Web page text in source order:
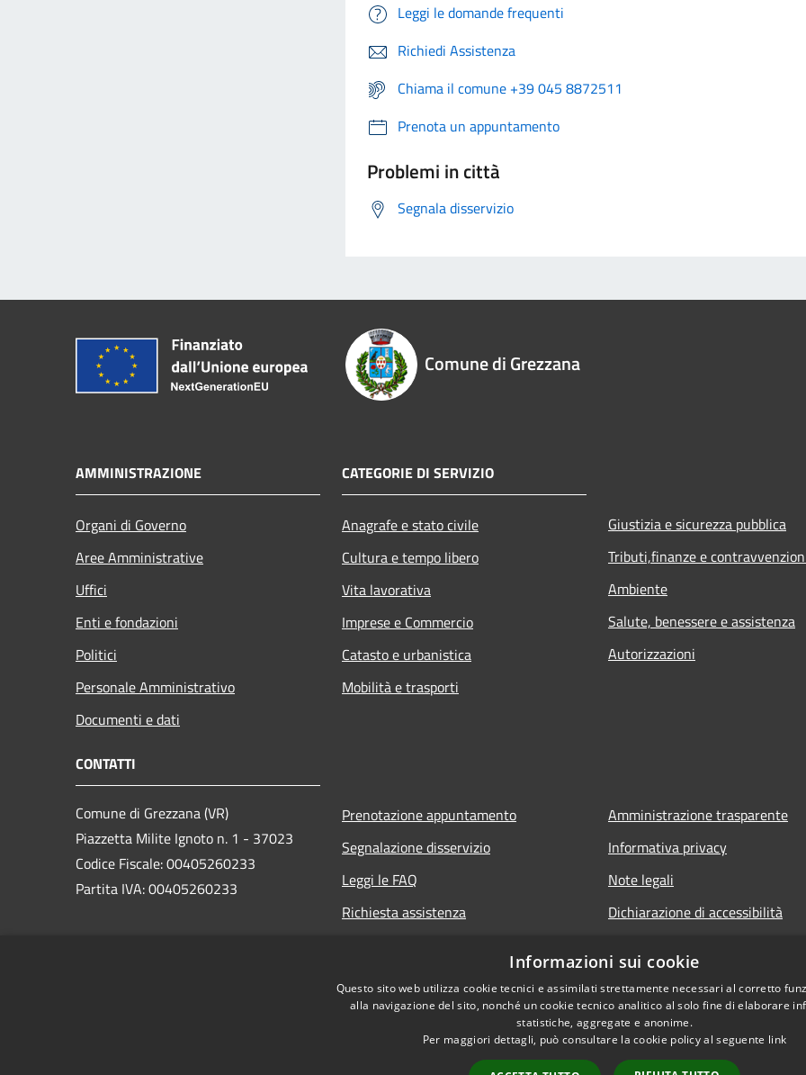
Leggi le domande frequenti
Richiedi Assistenza
Chiama il comune +39 045 8872511
Prenota un appuntamento
Problemi in città
Segnala disservizio
Comune di Grezzana
AMMINISTRAZIONE
Organi di Governo
Aree Amministrative
Uffici
Enti e fondazioni
Politici
Personale Amministrativo
Documenti e dati
CATEGORIE DI SERVIZIO
Anagrafe e stato civile
Cultura e tempo libero
Vita lavorativa
Imprese e Commercio
Catasto e urbanistica
Mobilità e trasporti
Giustizia e sicurezza pubblica
Tributi,finanze e
Ambiente
Salute, benessere e assistenza
Autorizzazioni
CONTATTI
Comune di Grezzana (VR)
Piazzetta Milite Ignoto n. 1 - 37023
Codice Fiscale: 00405260233
Partita IVA: 00405260233
Prenotazione appuntamento
Segnalazione disservizio
Leggi le FAQ
Richiesta assistenza
Amministrazione trasparente
Informativa privacy
Note legali
Dichiarazione di accessibilità
Informazioni sui cookie
Questo sito web utilizza cookie tecnici e assimilati strettamente necessari al corretto
alla navigazione del sito, nonché un cookie tecnico analitico al solo fine di elaborare
statistiche, aggregate e anonime.
Per maggiori dettagli, può consultare la cookie policy al seguente link